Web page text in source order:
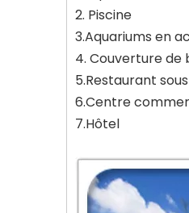
2. Piscine
3.Aquariums en
4. Couverture de
5.Restaurant
6.Centre
7.Hôtel